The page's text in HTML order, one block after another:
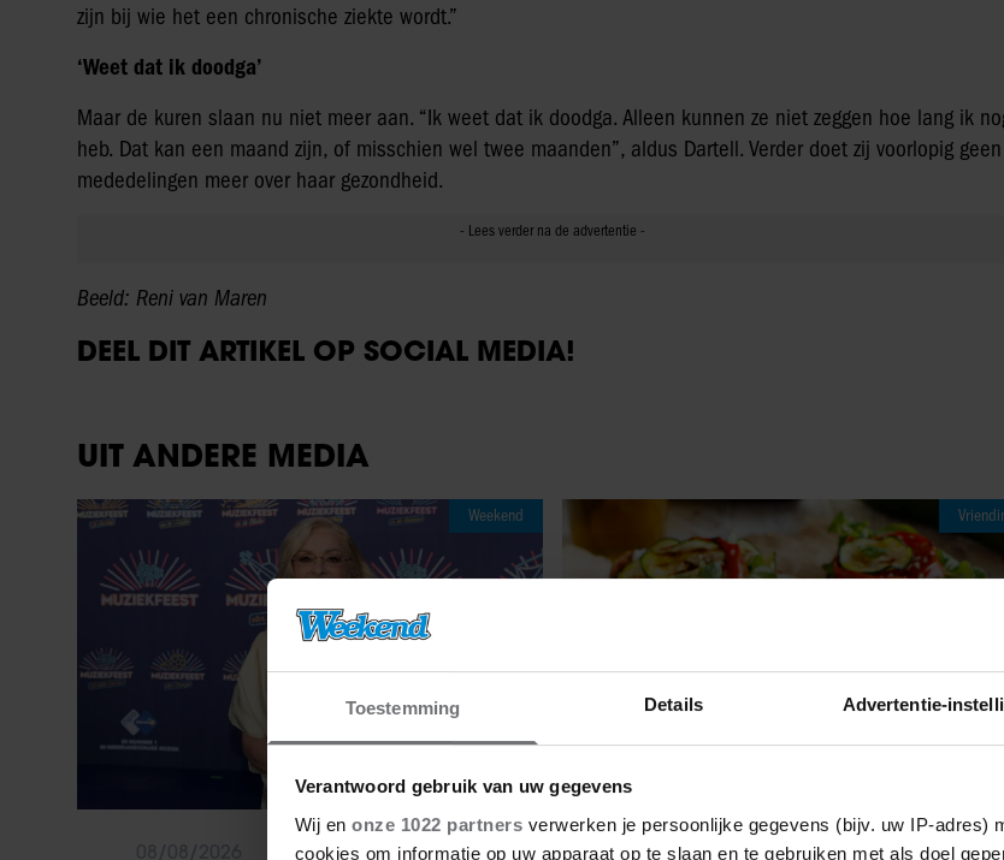
Toestemming Details Advertentie-
Verantwoord gebruik van uw gegevens
Wij en onze 1022 partners verwerken je persoonlijke gegevens (bijv. uw IP-adres)
cookies om informatie op uw apparaat op te slaan en te gebruiken met als doel
zijn bij wie het een chronische ziekte wordt.”
‘Weet dat ik doodga’
Maar de kuren slaan nu niet meer aan. “Ik weet dat ik doodga. Alleen kunnen ze niet zeggen hoe lang ik
heb. Dat kan een maand zijn, of misschien wel twee maanden”, aldus Dartell. Verder doet zij voorlopig geen
mededelingen meer over haar gezondheid.
Beeld: Reni van Maren
DEEL DIT ARTIKEL OP SOCIAL MEDIA!
UIT ANDERE MEDIA
Weekend
08/08/2026